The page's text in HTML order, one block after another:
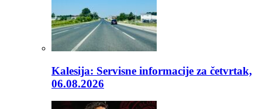
Kalesija: Servisne informacije za četvrtak,
06.08.2026